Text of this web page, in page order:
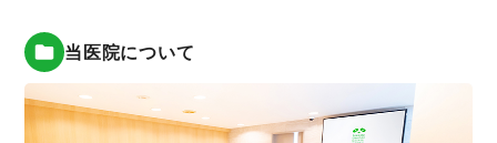
当医院について